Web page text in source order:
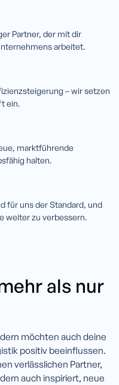
Partner, der mit dir
arbeitet.
– wir setzen
ein.
marktführende
halten.
für uns der Standard, und
weiter zu verbessern.
als nur
möchten auch deine
positiv beeinflussen.
verlässlichen Partner,
auch inspiriert, neue